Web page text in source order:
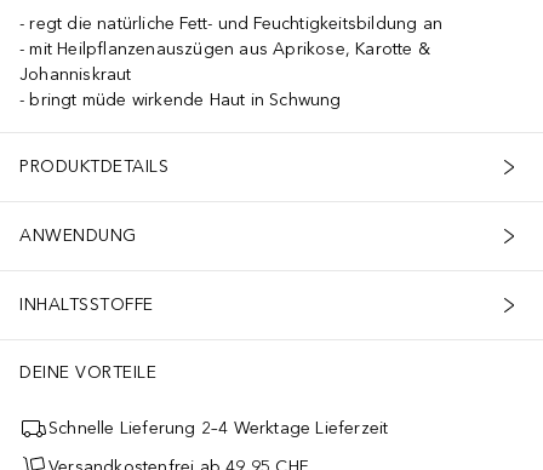
regt die natürliche Fett- und Feuchtigkeitsbildung an
mit Heilpflanzenauszügen aus Aprikose, Karotte &
Johanniskraut
bringt müde wirkende Haut in Schwung
PRODUKTDETAILS
ANWENDUNG
INHALTSSTOFFE
DEINE VORTEILE
Schnelle Lieferung 2–4 Werktage Lieferzeit